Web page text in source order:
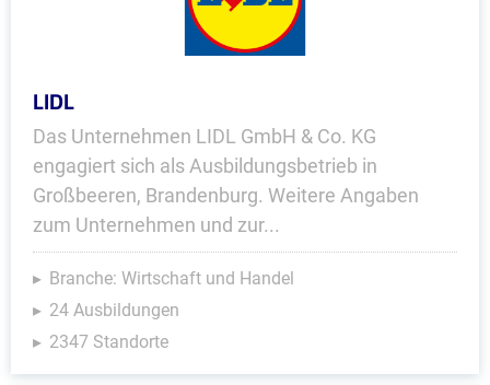
LIDL
Das Unternehmen LIDL GmbH & Co. KG
engagiert sich als Ausbildungsbetrieb in
Großbeeren, Brandenburg. Weitere Angaben
zum Unternehmen und zur...
Branche: Wirtschaft und Handel
24 Ausbildungen
2347 Standorte